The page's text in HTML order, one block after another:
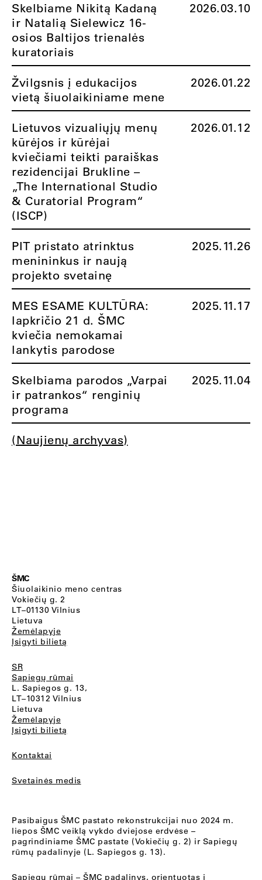
Skelbiame Nikitą Kadaną
ir Natalią Sielewicz 16-
osios Baltijos trienalės
kuratoriais
2026.03.10
Žvilgsnis į edukacijos
vietą šiuolaikiniame mene
2026.01.22
Lietuvos vizualiųjų menų
kūrėjos ir kūrėjai
kviečiami teikti paraiškas
rezidencijai Brukline –
„The International Studio
& Curatorial Program“
(ISCP)
2026.01.12
PIT pristato atrinktus
menininkus ir naują
projekto svetainę
2025.11.26
MES ESAME KULTŪRA:
lapkričio 21 d. ŠMC
kviečia nemokamai
lankytis parodose
2025.11.17
Skelbiama parodos „Varpai
ir patrankos“ renginių
programa
2025.11.04
(Naujienų archyvas)
ŠMC
Šiuolaikinio meno centras
Vokiečių g. 2
LT–01130 Vilnius
Lietuva
Žemėlapyje
Įsigyti bilietą
SR
Sapiegų rūmai
L. Sapiegos g. 13,
LT–10312 Vilnius
Lietuva
Žemėlapyje
Įsigyti bilietą
Kontaktai
Svetainės medis
Pasibaigus ŠMC pastato rekonstrukcijai nuo 2024 m.
liepos ŠMC veiklą vykdo dviejose erdvėse –
pagrindiniame ŠMC pastate (Vokiečių g. 2) ir Sapiegų
rūmų padalinyje (L. Sapiegos g. 13).
Sapiegų rūmai – ŠMC padalinys, orientuotas į